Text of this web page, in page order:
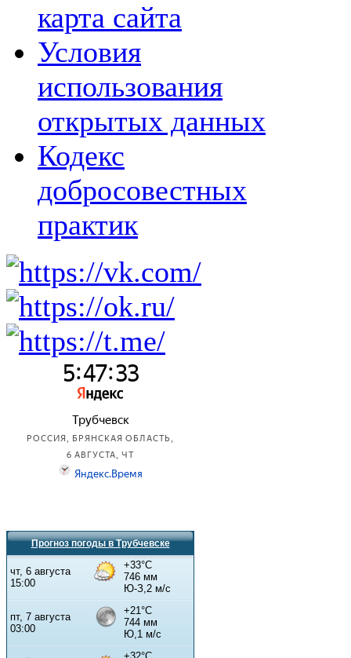
карта сайта
Условия
использования
открытых данных
Кодекс
добросовестных
практик
Прогноз погоды в Трубчевске